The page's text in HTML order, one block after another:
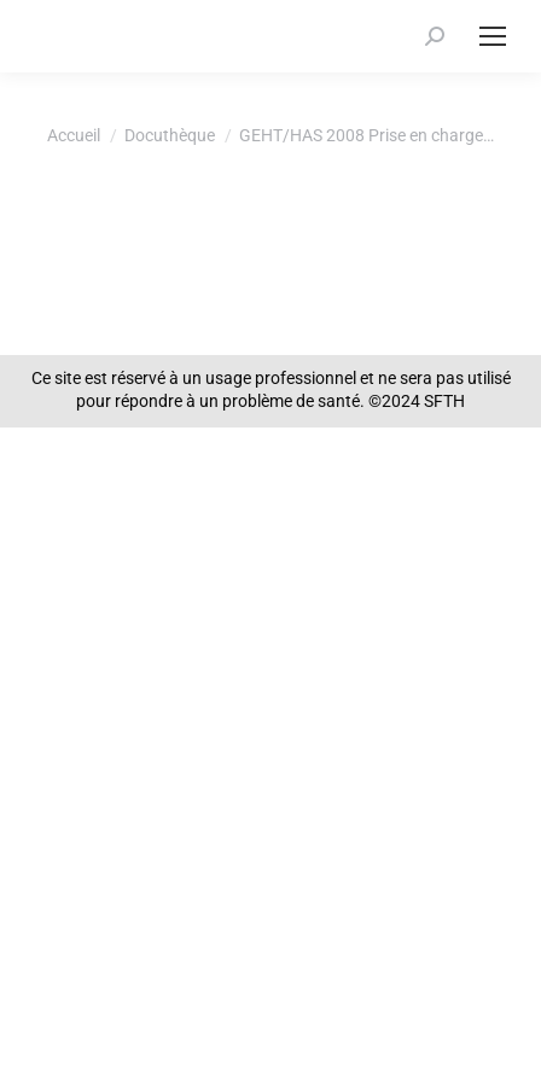
Recherche
Vous êtes ici :
Accueil Docuthèque GEHT/HAS 2008 Prise en charge…
Ce site est réservé à un usage professionnel et ne sera pas utilisé
pour répondre à un problème de santé. ©2024 SFTH